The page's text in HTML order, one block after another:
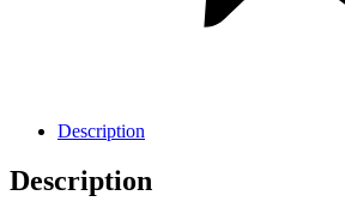
Description
Description